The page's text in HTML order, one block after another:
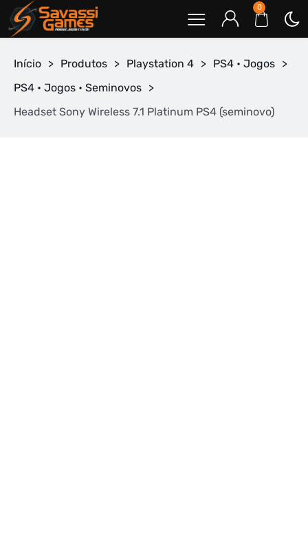
0
Início > Produtos > Playstation 4 > PS4 • Jogos >
PS4 • Jogos • Seminovos >
Headset Sony Wireless 7.1 Platinum PS4 (seminovo)